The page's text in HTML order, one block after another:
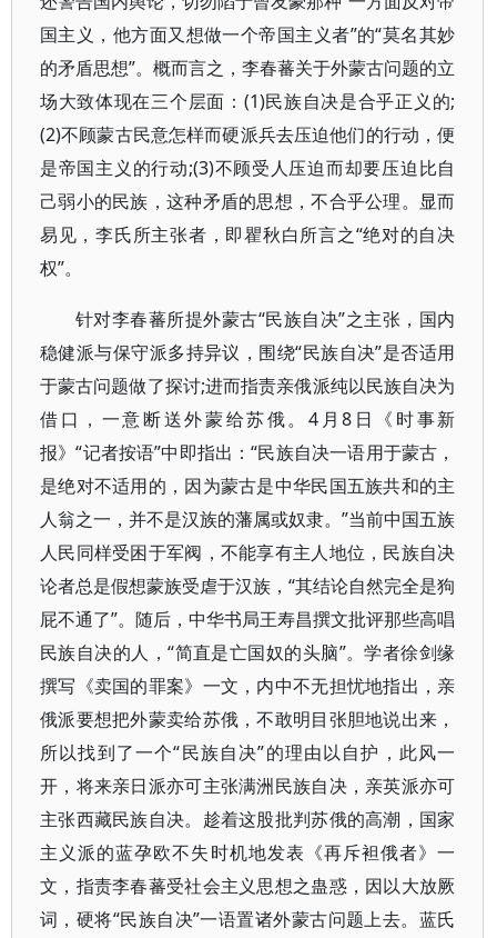
国主义，他方面又想做一个帝国主义者”的“莫名其妙
的矛盾思想”。概而言之，李春蕃关于外蒙古问题的立
场大致体现在三个层面：(1)民族自决是合乎正义的;
(2)不顾蒙古民意怎样而硬派兵去压迫他们的行动，便
是帝国主义的行动;(3)不顾受人压迫而却要压迫比自
己弱小的民族，这种矛盾的思想，不合乎公理。显而
易见，李氏所主张者，即瞿秋白所言之“绝对的自决
权”。
针对李春蕃所提外蒙古“民族自决”之主张，国内
稳健派与保守派多持异议，围绕“民族自决”是否适用
于蒙古问题做了探讨;进而指责亲俄派纯以民族自决为
借口，一意断送外蒙给苏俄。4月8日《时事新
报》“记者按语”中即指出：“民族自决一语用于蒙古，
是绝对不适用的，因为蒙古是中华民国五族共和的主
人翁之一，并不是汉族的藩属或奴隶。”当前中国五族
人民同样受困于军阀，不能享有主人地位，民族自决
论者总是假想蒙族受虐于汉族，“其结论自然完全是狗
屁不通了”。随后，中华书局王寿昌撰文批评那些高唱
民族自决的人，“简直是亡国奴的头脑”。学者徐剑缘
撰写《卖国的罪案》一文，内中不无担忧地指出，亲
俄派要想把外蒙卖给苏俄，不敢明目张胆地说出来，
所以找到了一个“民族自决”的理由以自护，此风一
开，将来亲日派亦可主张满洲民族自决，亲英派亦可
主张西藏民族自决。趁着这股批判苏俄的高潮，国家
主义派的蓝孕欧不失时机地发表《再斥袒俄者》一
文，指责李春蕃受社会主义思想之蛊惑，因以大放厥
词，硬将“民族自决”一语置诸外蒙古问题上去。蓝氏